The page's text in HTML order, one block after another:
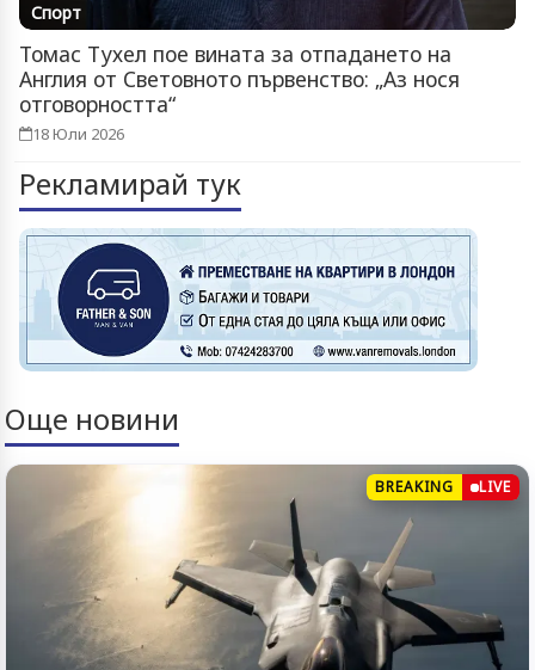
Спорт
Томас Тухел пое вината за отпадането на
Англия от Световното първенство: „Аз нося
отговорността“
18 Юли 2026
Рекламирай тук
Още новини
BREAKING LIVE